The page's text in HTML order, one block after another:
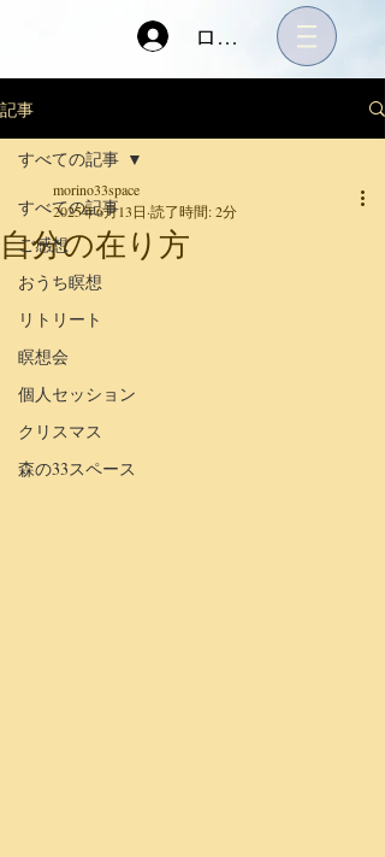
ログイン
記事
すべての記事
ご感想
おうち瞑想
リトリート
瞑想会
個人セッション
クリスマス
森の33スペース
すべての記事
自分の在り方
morino33space
2025年6月13日 読了時間: 2分